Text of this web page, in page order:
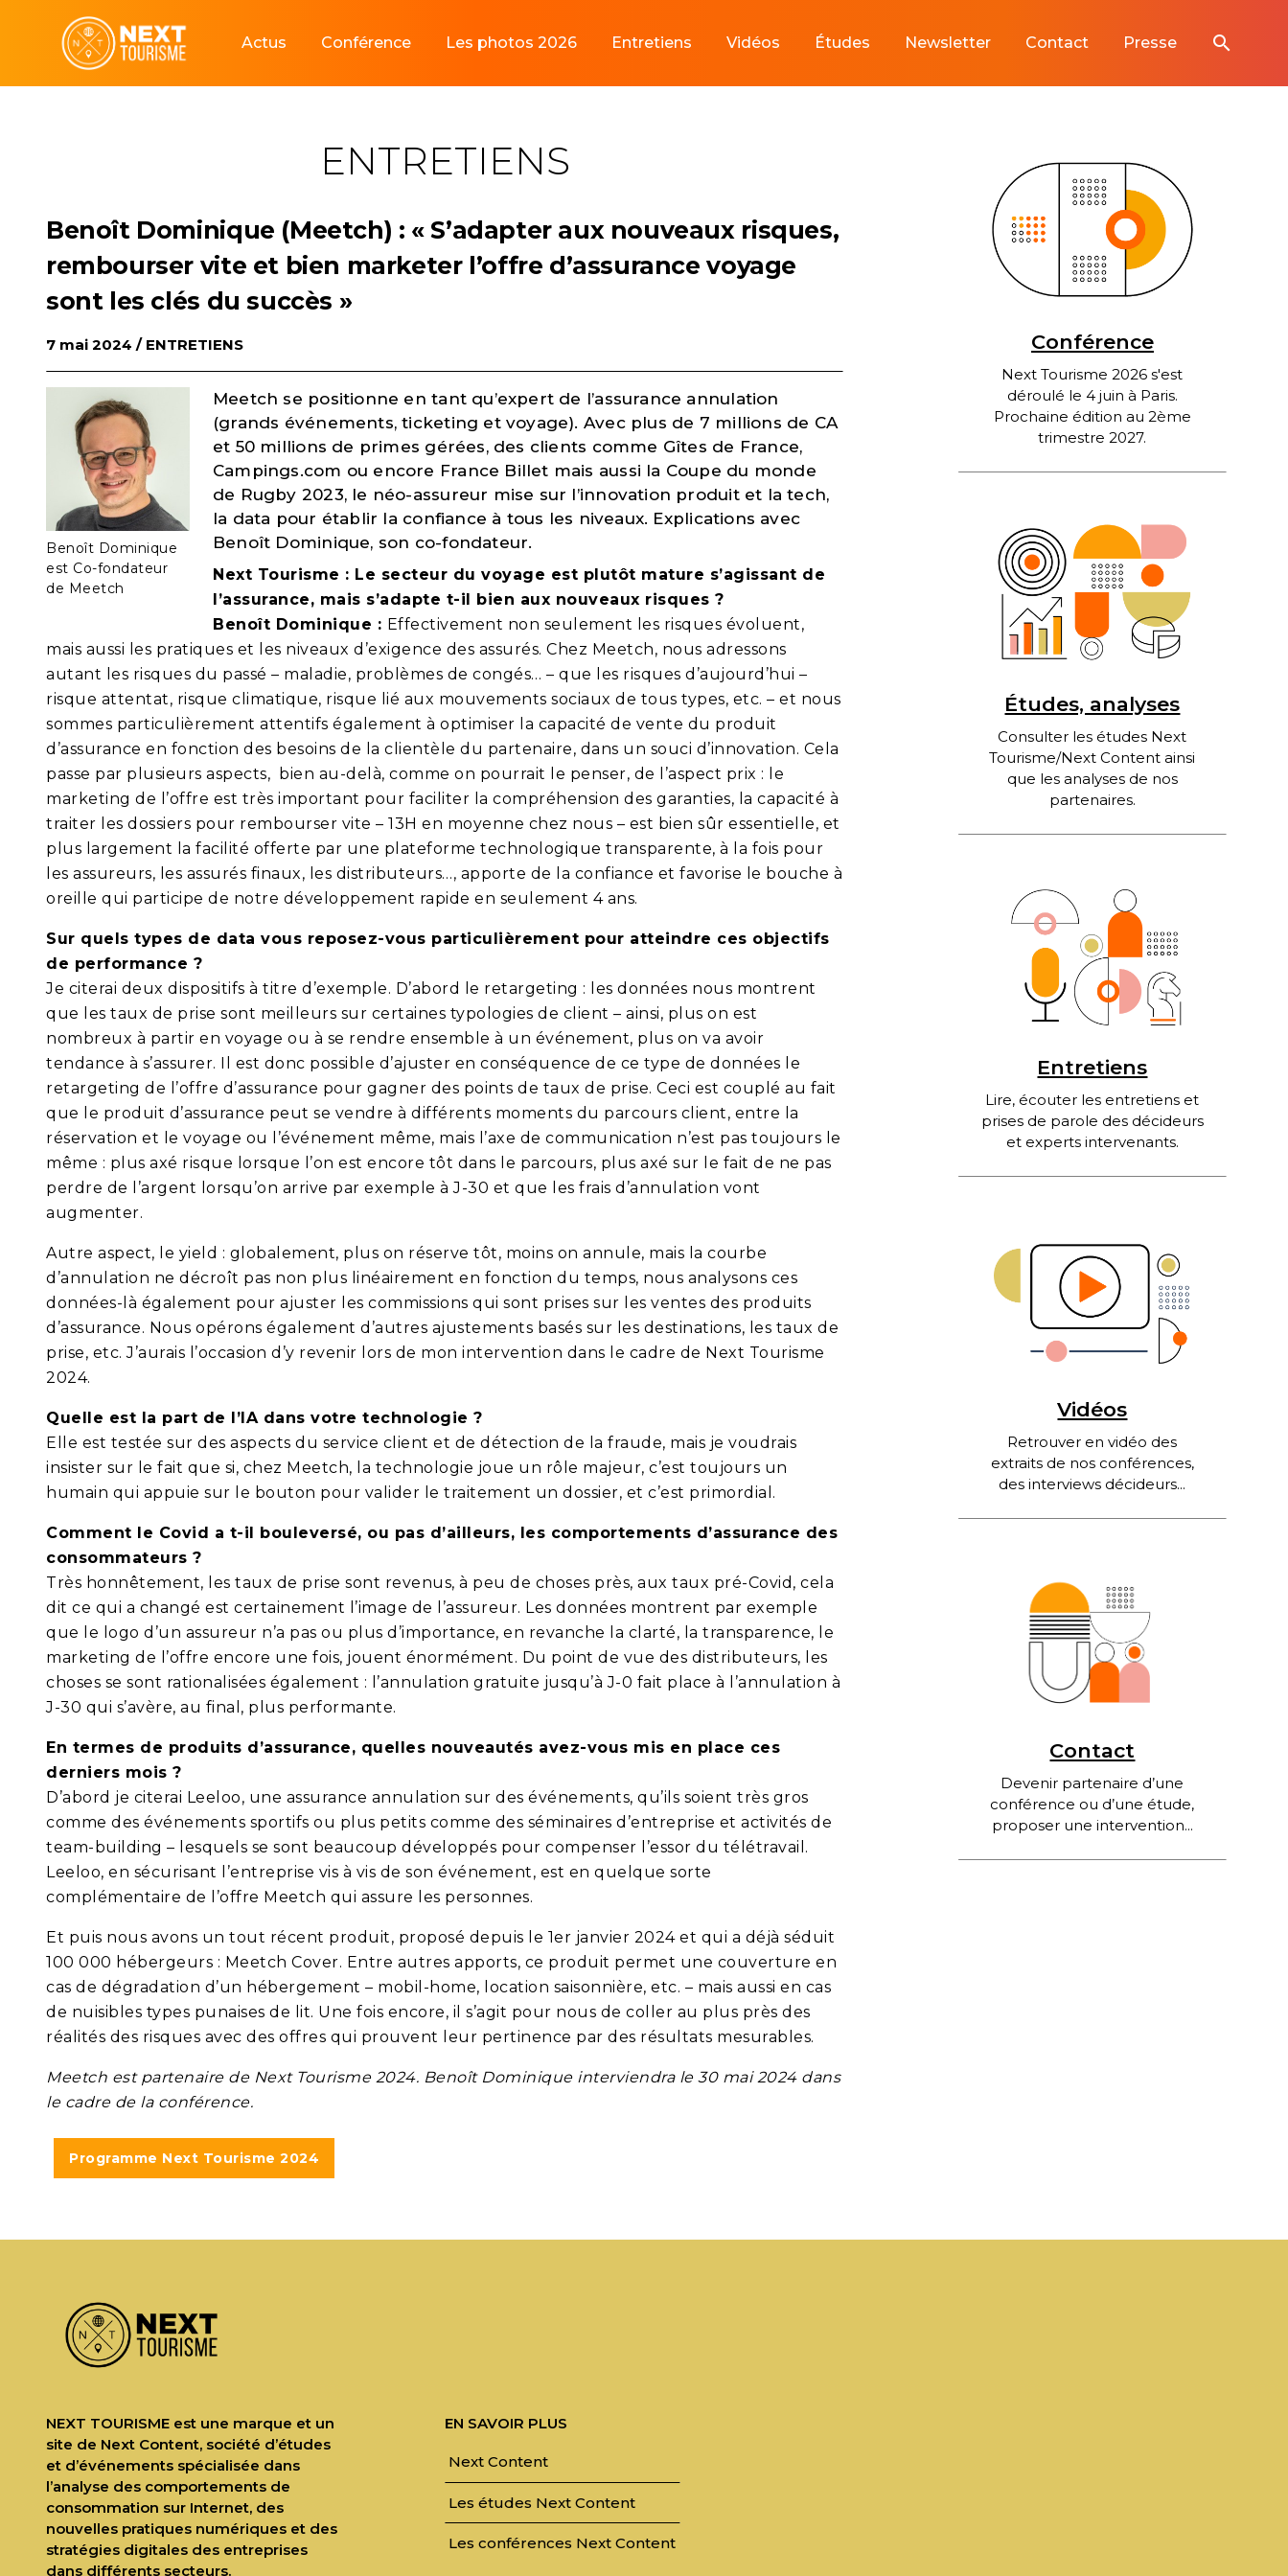
Actus Conférence Les photos 2026 Entretiens Vidéos Études Newsletter Contact Presse search
ENTRETIENS
Benoît Dominique (Meetch) : « S’adapter aux nouveaux risques,
rembourser vite et bien marketer l’offre d’assurance voyage
sont les clés du succès »
7 mai 2024 / ENTRETIENS
Benoît Dominique
est Co-fondateur
de Meetch
Meetch se positionne en tant qu’expert de l’assurance annulation
(grands événements, ticketing et voyage). Avec plus de 7 millions de CA
et 50 millions de primes gérées, des clients comme Gîtes de France,
Campings.com ou encore France Billet mais aussi la Coupe du monde
de Rugby 2023, le néo-assureur mise sur l’innovation produit et la tech,
la data pour établir la confiance à tous les niveaux. Explications avec
Benoît Dominique, son co-fondateur.
Next Tourisme : Le secteur du voyage est plutôt mature s’agissant de
l’assurance, mais s’adapte t-il bien aux nouveaux risques ?
Benoît Dominique : Effectivement non seulement les risques évoluent,
mais aussi les pratiques et les niveaux d’exigence des assurés. Chez Meetch, nous adressons
autant les risques du passé – maladie, problèmes de congés… – que les risques d’aujourd’hui –
risque attentat, risque climatique, risque lié aux mouvements sociaux de tous types, etc. – et nous
sommes particulièrement attentifs également à optimiser la capacité de vente du produit
d’assurance en fonction des besoins de la clientèle du partenaire, dans un souci d’innovation. Cela
passe par plusieurs aspects, bien au-delà, comme on pourrait le penser, de l’aspect prix : le
marketing de l’offre est très important pour faciliter la compréhension des garanties, la capacité à
traiter les dossiers pour rembourser vite – 13H en moyenne chez nous – est bien sûr essentielle, et
plus largement la facilité offerte par une plateforme technologique transparente, à la fois pour
les assureurs, les assurés finaux, les distributeurs…, apporte de la confiance et favorise le bouche à
oreille qui participe de notre développement rapide en seulement 4 ans.
Sur quels types de data vous reposez-vous particulièrement pour atteindre ces objectifs
de performance ?
Je citerai deux dispositifs à titre d’exemple. D’abord le retargeting : les données nous montrent
que les taux de prise sont meilleurs sur certaines typologies de client – ainsi, plus on est
nombreux à partir en voyage ou à se rendre ensemble à un événement, plus on va avoir
tendance à s’assurer. Il est donc possible d’ajuster en conséquence de ce type de données le
retargeting de l’offre d’assurance pour gagner des points de taux de prise. Ceci est couplé au fait
que le produit d’assurance peut se vendre à différents moments du parcours client, entre la
réservation et le voyage ou l’événement même, mais l’axe de communication n’est pas toujours le
même : plus axé risque lorsque l’on est encore tôt dans le parcours, plus axé sur le fait de ne pas
perdre de l’argent lorsqu’on arrive par exemple à J-30 et que les frais d’annulation vont
augmenter.
Autre aspect, le yield : globalement, plus on réserve tôt, moins on annule, mais la courbe
d’annulation ne décroît pas non plus linéairement en fonction du temps, nous analysons ces
données-là également pour ajuster les commissions qui sont prises sur les ventes des produits
d’assurance. Nous opérons également d’autres ajustements basés sur les destinations, les taux de
prise, etc. J’aurais l’occasion d’y revenir lors de mon intervention dans le cadre de Next Tourisme
2024.
Quelle est la part de l’IA dans votre technologie ?
Elle est testée sur des aspects du service client et de détection de la fraude, mais je voudrais
insister sur le fait que si, chez Meetch, la technologie joue un rôle majeur, c’est toujours un
humain qui appuie sur le bouton pour valider le traitement un dossier, et c’est primordial.
Comment le Covid a t-il bouleversé, ou pas d’ailleurs, les comportements d’assurance des
consommateurs ?
Très honnêtement, les taux de prise sont revenus, à peu de choses près, aux taux pré-Covid, cela
dit ce qui a changé est certainement l’image de l’assureur. Les données montrent par exemple
que le logo d’un assureur n’a pas ou plus d’importance, en revanche la clarté, la transparence, le
marketing de l’offre encore une fois, jouent énormément. Du point de vue des distributeurs, les
choses se sont rationalisées également : l’annulation gratuite jusqu’à J-0 fait place à l’annulation à
J-30 qui s’avère, au final, plus performante.
En termes de produits d’assurance, quelles nouveautés avez-vous mis en place ces
derniers mois ?
D’abord je citerai Leeloo, une assurance annulation sur des événements, qu’ils soient très gros
comme des événements sportifs ou plus petits comme des séminaires d’entreprise et activités de
team-building – lesquels se sont beaucoup développés pour compenser l’essor du télétravail.
Leeloo, en sécurisant l’entreprise vis à vis de son événement, est en quelque sorte
complémentaire de l’offre Meetch qui assure les personnes.
Et puis nous avons un tout récent produit, proposé depuis le 1er janvier 2024 et qui a déjà séduit
100 000 hébergeurs : Meetch Cover. Entre autres apports, ce produit permet une couverture en
cas de dégradation d’un hébergement – mobil-home, location saisonnière, etc. – mais aussi en cas
de nuisibles types punaises de lit. Une fois encore, il s’agit pour nous de coller au plus près des
réalités des risques avec des offres qui prouvent leur pertinence par des résultats mesurables.
Meetch est partenaire de Next Tourisme 2024. Benoît Dominique interviendra le 30 mai 2024 dans
le cadre de la conférence.
Programme Next Tourisme 2024
Conférence
Next Tourisme 2026 s'est
déroulé le 4 juin à Paris.
Prochaine édition au 2ème
trimestre 2027.
Études, analyses
Consulter les études Next
Tourisme/Next Content ainsi
que les analyses de nos
partenaires.
Entretiens
Lire, écouter les entretiens et
prises de parole des décideurs
et experts intervenants.
Vidéos
Retrouver en vidéo des
extraits de nos conférences,
des interviews décideurs...
Contact
Devenir partenaire d’une
conférence ou d’une étude,
proposer une intervention...
NEXT TOURISME est une marque et un
site de Next Content, société d’études
et d’événements spécialisée dans
l’analyse des comportements de
consommation sur Internet, des
nouvelles pratiques numériques et des
stratégies digitales des entreprises
dans différents secteurs.
EN SAVOIR PLUS
Next Content
Les études Next Content
Les conférences Next Content